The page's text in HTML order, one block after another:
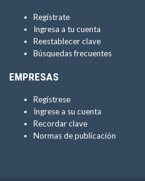
Regístrate
Ingresa a tu cuenta
Reestablecer clave
Búsquedas frecuentes
EMPRESAS
Regístrese
Ingrese a su cuenta
Recordar clave
Normas de publicación